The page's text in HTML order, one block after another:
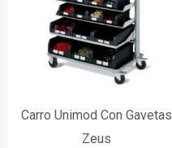
Carro Unimod Con Gavetas
Zeus